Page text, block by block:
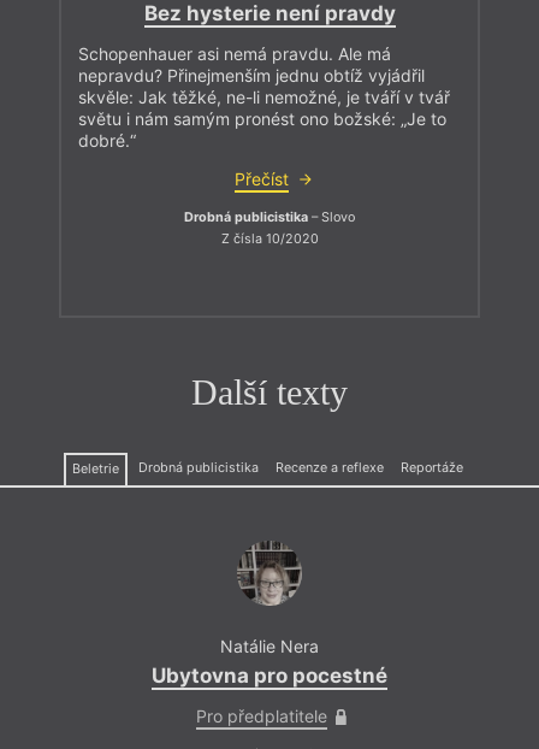
Bez hysterie není pravdy
Schopenhauer asi nemá pravdu. Ale má
nepravdu? Přinejmenším jednu obtíž vyjádřil
skvěle: Jak těžké, ne-li nemožné, je tváří v tvář
světu i nám samým pronést ono božské: „Je to
dobré.“
Přečíst
Drobná publicistika – Slovo
Z čísla 10/2020
Další texty
Beletrie Drobná publicistika Recenze a reflexe Reportáže
Natálie Nera
Ubytovna pro pocestné
Pro předplatitele